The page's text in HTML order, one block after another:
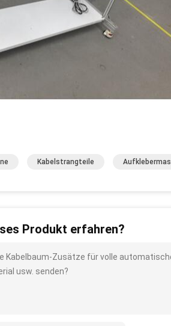
Kabelstrangteile
Produkt erfahren?
Kabelbaum-Zusätze für volle
usw. senden?